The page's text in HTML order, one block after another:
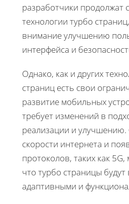
разработчики продолжат
технологии турбо
внимание улучшению
интерфейса и
Однако, как и других
страниц есть свои
развитие мобильных
требует изменений в
реализации и
скорости интернета и
протоколов, таких как
что турбо страницы будут
адаптивными и